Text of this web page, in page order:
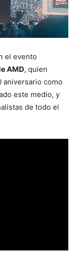
el evento
AMD, quien
aniversario como
este medio, y
de todo el